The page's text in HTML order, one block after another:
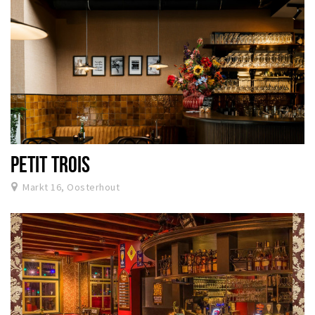
PETIT TROIS
Markt 16, Oosterhout